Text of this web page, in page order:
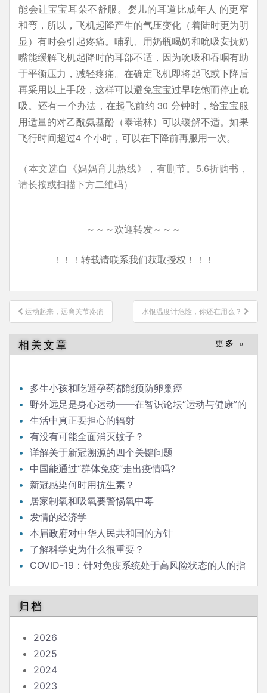
能会让宝宝耳朵不舒服。婴儿的耳道比成年人 的更窄
和弯，所以，飞机起降产生的气压变化（着陆时更为明
显）有时会引起疼痛。哺乳、用奶瓶喝奶和吮吸安抚奶
嘴能缓解飞机起降时的耳部不适，因为吮吸和吞咽有助
于平衡压力，减轻疼痛。在确定飞机即将起飞或下降后
再采用以上手段，这样可以避免宝宝过早吃饱而停止吮
吸。还有一个办法，在起飞前约 30 分钟时，给宝宝服
用适量的对乙酰氨基酚（泰诺林）可以缓解不适。如果
飞行时间超过4 个小时，可以在下降前再服用一次。
（本文选自《妈妈育儿热线》，有删节。5.6折购书，
请长按或扫描下方二维码）
～～～欢迎转发～～～
！！！转载请联系我们获取授权！！！
文
章
导
航
运动起来，远离关节疼痛 水银温度计危险，你还在用么？
相关文章 更多 »
多生小孩和吃避孕药都能预防卵巢癌
野外远足是身心运动——在智识论坛“运动与健康”的
发言生活中真正要担心的辐射
有没有可能全面消灭蚊子？
详解关于新冠溯源的四个关键问题
中国能通过“群体免疫”走出疫情吗?
新冠感染何时用抗生素？
居家制氧和吸氧要警惕氧中毒
发情的经济学
本届政府对中华人民共和国的方针
了解科学史为什么很重要？
COVID-19：针对免疫系统处于高风险状态的人的指
归档
2026
2025
2024
2023